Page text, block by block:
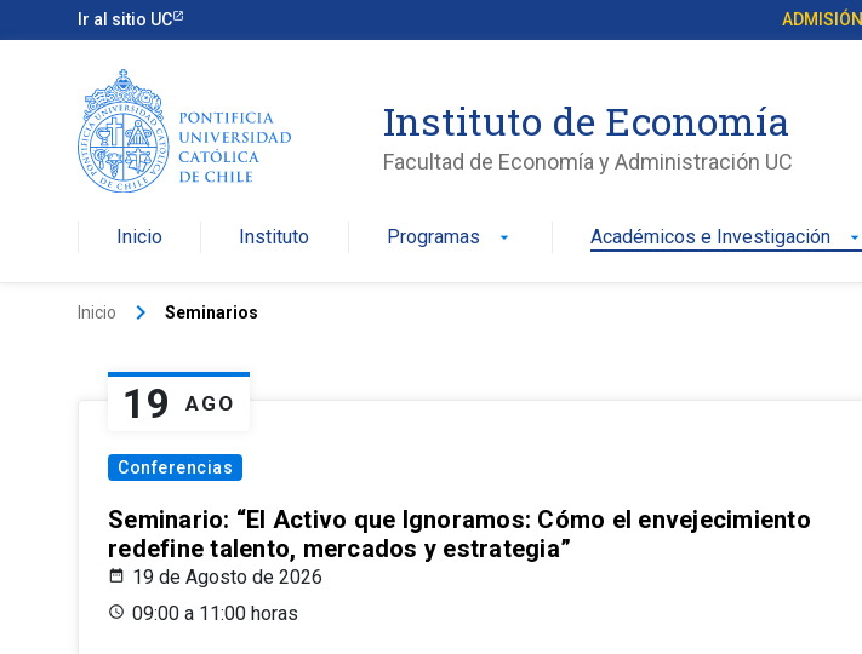
Ir al sitio UC ADMISIÓN
Instituto de Economía
Facultad de Economía y Administración UC
Inicio Instituto Programas arrow_drop_down Académicos e Investigación arrow_drop_down
Inicio keyboard_arrow_right Seminarios
19 AGO
Conferencias
Seminario: “El Activo que Ignoramos: Cómo el envejecimiento
redefine talento, mercados y estrategia”
19 de Agosto de 2026
09:00 a 11:00 horas